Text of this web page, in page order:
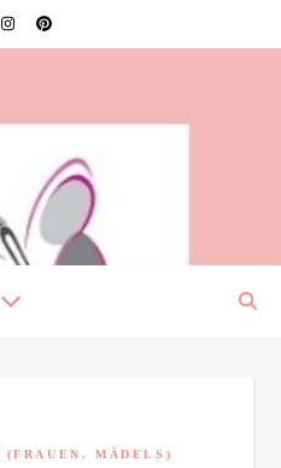
(FRAUEN, MÄDELS)